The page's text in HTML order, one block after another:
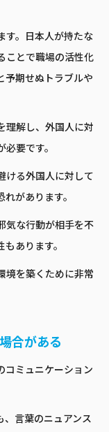
す。日本人が持たな
ことで職場の活性化
予期せぬトラブルや
理解し、外国人に対
要です。
ける外国人に対して
があります。
気な行動が相手を不
あります。
境を築くために非常
合がある
コミュニケーション
、言葉のニュアンス